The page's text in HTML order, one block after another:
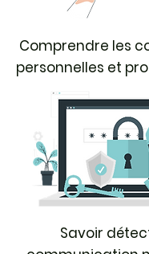
Savoir
Comprendre les
personnelles et